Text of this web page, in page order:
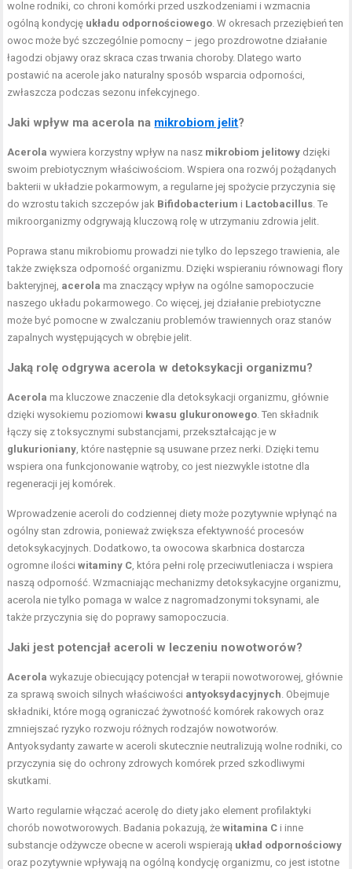
wolne rodniki, co chroni komórki przed uszkodzeniami i wzmacnia
ogólną kondycję układu odpornościowego . W okresach przeziębień ten
owoc może być szczególnie pomocny – jego prozdrowotne działanie
łagodzi objawy oraz skraca czas trwania choroby. Dlatego warto
postawić na acerole jako naturalny sposób wsparcia odporności,
zwłaszcza podczas sezonu infekcyjnego.
Jaki wpływ ma acerola na mikrobiom jelit?
Acerola wywiera korzystny wpływ na nasz mikrobiom jelitowy dzięki
swoim prebiotycznym właściwościom. Wspiera ona rozwój pożądanych
bakterii w układzie pokarmowym, a regularne jej spożycie przyczynia się
do wzrostu takich szczepów jak Bifidobacterium i Lactobacillus . Te
mikroorganizmy odgrywają kluczową rolę w utrzymaniu zdrowia jelit.
Poprawa stanu mikrobiomu prowadzi nie tylko do lepszego trawienia, ale
także zwiększa odporność organizmu. Dzięki wspieraniu równowagi flory
bakteryjnej, acerola ma znaczący wpływ na ogólne samopoczucie
naszego układu pokarmowego. Co więcej, jej działanie prebiotyczne
może być pomocne w zwalczaniu problemów trawiennych oraz stanów
zapalnych występujących w obrębie jelit.
Jaką rolę odgrywa acerola w detoksykacji organizmu?
Acerola ma kluczowe znaczenie dla detoksykacji organizmu, głównie
dzięki wysokiemu poziomowi kwasu glukuronowego . Ten składnik
łączy się z toksycznymi substancjami, przekształcając je w
glukurioniany , które następnie są usuwane przez nerki. Dzięki temu
wspiera ona funkcjonowanie wątroby, co jest niezwykle istotne dla
regeneracji jej komórek.
Wprowadzenie aceroli do codziennej diety może pozytywnie wpłynąć na
ogólny stan zdrowia, ponieważ zwiększa efektywność procesów
detoksykacyjnych. Dodatkowo, ta owocowa skarbnica dostarcza
ogromne ilościwitaminy C , która pełni rolę przeciwutleniacza i wspiera
naszą odporność. Wzmacniając mechanizmy detoksykacyjne organizmu,
acerola nie tylko pomaga w walce z nagromadzonymi toksynami, ale
także przyczynia się do poprawy samopoczucia.
Jaki jest potencjał aceroli w leczeniu nowotworów?
Acerola wykazuje obiecujący potencjał w terapii nowotworowej, głównie
za sprawą swoich silnych właściwości antyoksydacyjnych . Obejmuje
składniki, które mogą ograniczać żywotność komórek rakowych oraz
zmniejszać ryzyko rozwoju różnych rodzajów nowotworów.
Antyoksydanty zawarte w aceroli skutecznie neutralizują wolne rodniki, co
przyczynia się do ochrony zdrowych komórek przed szkodliwymi
skutkami.
Warto regularnie włączać acerolę do diety jako element profilaktyki
chorób nowotworowych. Badania pokazują, żewitamina C i inne
substancje odżywcze obecne w aceroli wspierają układ odpornościowy
oraz pozytywnie wpływają na ogólną kondycję organizmu, co jest istotne